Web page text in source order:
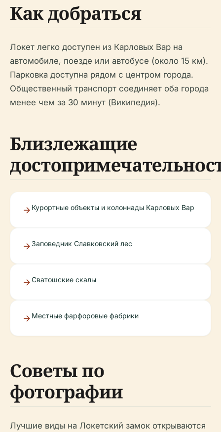
Как добраться
Локет легко доступен из Карловых Вар на
автомобиле, поезде или автобусе (около 15 км).
Парковка доступна рядом с центром города.
Общественный транспорт соединяет оба города
менее чем за 30 минут (Википедия).
Близлежащие
Курортные объекты и колоннады Карловых Вар
Заповедник Славковский лес
Сватошские скалы
Местные фарфоровые фабрики
Советы по
фотографии
Лучшие виды на Локетский замок открываются